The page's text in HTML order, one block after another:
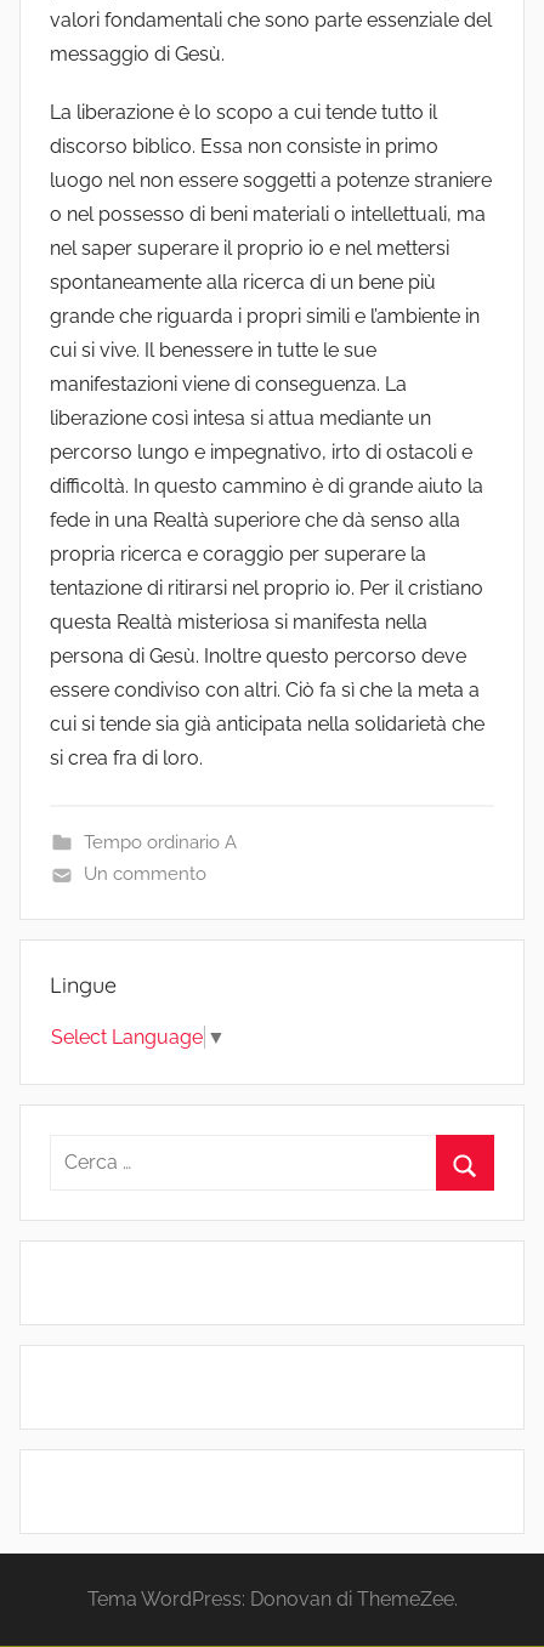
valori fondamentali che sono parte essenziale del
messaggio di Gesù.
La liberazione è lo scopo a cui tende tutto il
discorso biblico. Essa non consiste in primo
luogo nel non essere soggetti a potenze straniere
o nel possesso di beni materiali o intellettuali, ma
nel saper superare il proprio io e nel mettersi
spontaneamente alla ricerca di un bene più
grande che riguarda i propri simili e l’ambiente in
cui si vive. Il benessere in tutte le sue
manifestazioni viene di conseguenza. La
liberazione così intesa si attua mediante un
percorso lungo e impegnativo, irto di ostacoli e
difficoltà. In questo cammino è di grande aiuto la
fede in una Realtà superiore che dà senso alla
propria ricerca e coraggio per superare la
tentazione di ritirarsi nel proprio io. Per il cristiano
questa Realtà misteriosa si manifesta nella
persona di Gesù. Inoltre questo percorso deve
essere condiviso con altri. Ciò fa sì che la meta a
cui si tende sia già anticipata nella solidarietà che
si crea fra di loro.
Tempo ordinario A
Un commento
Lingue
Select Language ▼
Ricerca
Tema WordPress: Donovan di ThemeZee.